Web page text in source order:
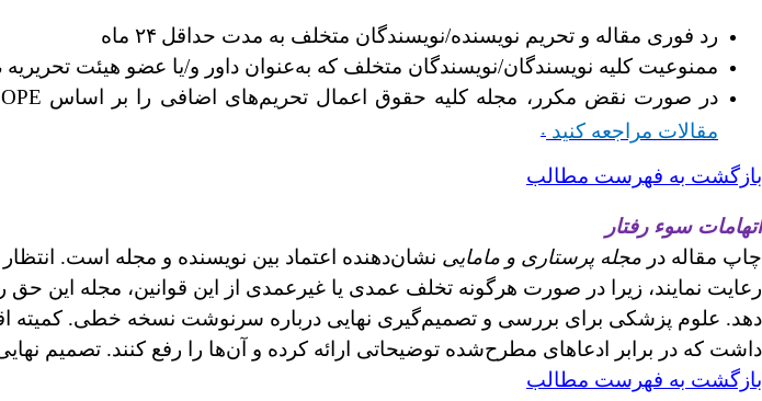
رد فوری مقاله و تحریم نویسنده/نویسندگان متخلف به مدت حداقل ۲۴ ماه
ممنوعیت کلیه نویسندگان/نویسندگان متخلف که به‌عنوان داور و/یا عضو هیئت تحریریه
در صورت نقض مکرر، مجله کلیه حقوق اعمال تحریم‌های اضافی را بر اساس COPE حفظ می‌کند. برای توضیحات دقیق، به
مقالات مراجعه کنید .
بازگشت به فهرست مطالب
اتهامات سوء رفتار
چاپ مقاله در مجله پرستاری و مامایی نشان‌دهنده اعتماد بین نویسنده و مجله است.
رعایت نمایند، زیرا در صورت هرگونه تخلف عمدی یا غیرعمدی از این قوانین، مجله این حق
دهد. علوم پزشکی برای بررسی و تصمیم‌گیری نهایی درباره سرنوشت نسخه خطی. کمیته
داشت که در برابر ادعاهای مطرح‌شده توضیحاتی ارائه کرده و آن‌ها را رفع کنند. تصمیم
بازگشت به فهرست مطالب